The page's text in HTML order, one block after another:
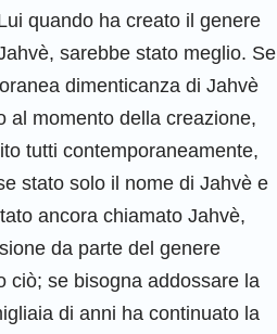
quando ha creato il genere
sarebbe stato meglio. Se
dimenticanza di Jahvè
al momento della creazione,
tutti contemporaneamente,
stato solo il nome di Jahvè e
ancora chiamato Jahvè,
da parte del genere
ciò; se bisogna addossare la
di anni ha continuato la